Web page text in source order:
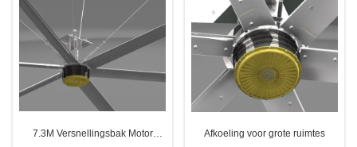
7.3M Versnellingsbak Motor
Afkoeling voor grote ruimtes